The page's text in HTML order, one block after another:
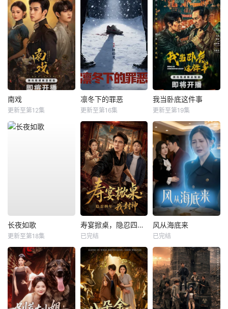
南戏
更新至第12集
凛冬下的罪恶
更新至第16集
我当卧底这件事
更新至第19集
长夜如歌
更新至第18集
寿宴掀桌，隐忍四年我封神
已完结
风从海底来
已完结